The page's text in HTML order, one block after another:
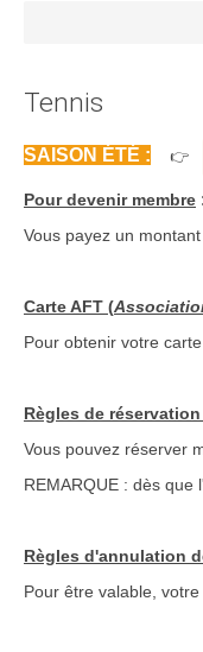
Tennis
SAISON ÉTÉ : 👉
Pour devenir membre
Vous payez un
Carte AFT (
Pour obtenir votre
Règles de
Vous pouvez réserver
REMARQUE : dès que
Règles d'annulation
Pour être valable,